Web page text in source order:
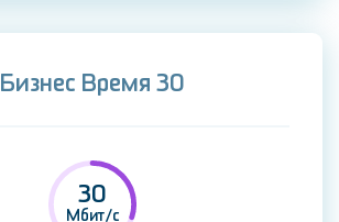
Бизнес Время 30
30
Мбит/c